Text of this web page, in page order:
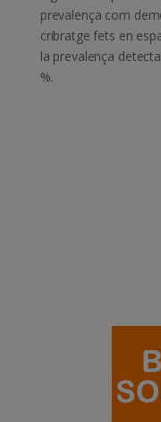
prevalença com
cribratge fets en
la prevalença
%.